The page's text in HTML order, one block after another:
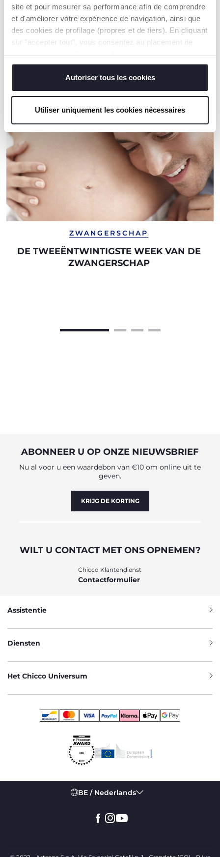
site et pour mesurer sa performance afin de comprendre
et d'améliorer votre expérience de navigation, ainsi que
des cookies de profilage (propres et de tiers). En cliquant
sur "accepter tout", vous consentez au placement de
tous les cookies. Si vous souhaitez en savoir plus ou
modifier ou révoquer le consentement de tous les
cookies ou de certains d'entre eux, cliquez sur "afficher
les détails". En fermant cette bannière, vous consentez à
sont indispensables pour profiter du service demandé.
Autoriser tous les cookies
Utiliser uniquement les cookies nécessaires
Een handelaar vinden
ONZE AANBEVELINGEN
ZWANGERSCHAP
DE TWEEËNTWINTIGSTE WEEK VAN DE
ZWANGERSCHAP
ABONNEER U OP ONZE NIEUWSBRIEF
Nu al voor u een waardebon van €10 om online uit te
geven.
KRIJG DE KORTING
WILT U CONTACT MET ONS OPNEMEN?
Chicco Klantendienst
Contactformulier
Assistentie
Diensten
Het Chicco Universum
BE / Nederlands